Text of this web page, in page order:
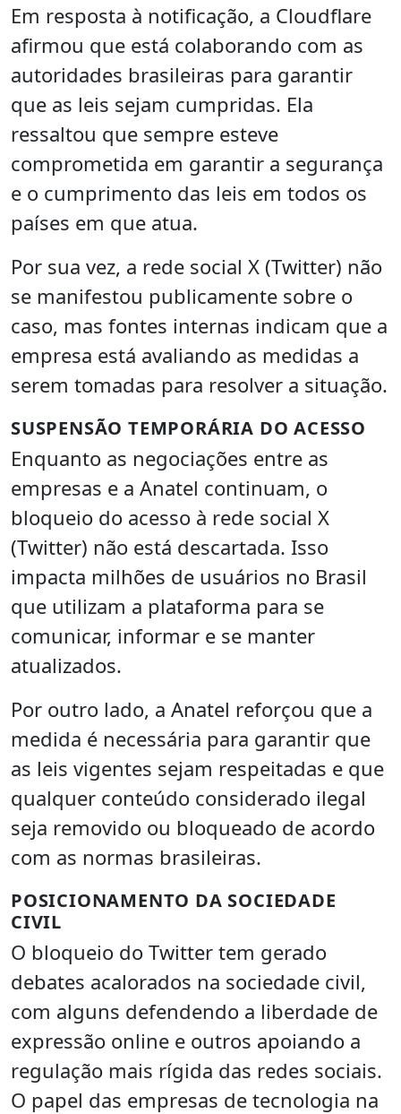
Em resposta à notificação, a Cloudflare
afirmou que está colaborando com as
autoridades brasileiras para garantir
que as leis sejam cumpridas. Ela
ressaltou que sempre esteve
comprometida em garantir a segurança
e o cumprimento das leis em todos os
países em que atua.
Por sua vez, a rede social X (Twitter) não
se manifestou publicamente sobre o
caso, mas fontes internas indicam que a
empresa está avaliando as medidas a
serem tomadas para resolver a situação.
SUSPENSÃO TEMPORÁRIA DO ACESSO
Enquanto as negociações entre as
empresas e a Anatel continuam, o
bloqueio do acesso à rede social X
(Twitter) não está descartada. Isso
impacta milhões de usuários no Brasil
que utilizam a plataforma para se
comunicar, informar e se manter
atualizados.
Por outro lado, a Anatel reforçou que a
medida é necessária para garantir que
as leis vigentes sejam respeitadas e que
qualquer conteúdo considerado ilegal
seja removido ou bloqueado de acordo
com as normas brasileiras.
POSICIONAMENTO DA SOCIEDADE
CIVIL
O bloqueio do Twitter tem gerado
debates acalorados na sociedade civil,
com alguns defendendo a liberdade de
expressão online e outros apoiando a
regulação mais rígida das redes sociais.
O papel das empresas de tecnologia na